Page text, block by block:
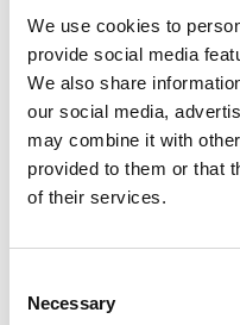
We use cookies to
provide social media
We also share
our social media,
may combine it with
provided to them or that
of their services.
Selection
Necessary
Från526SEK